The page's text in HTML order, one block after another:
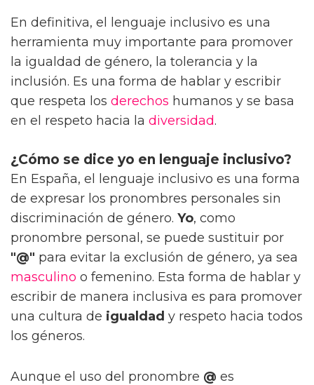
En definitiva, el lenguaje inclusivo es una
herramienta muy importante para promover
la igualdad de género, la tolerancia y la
inclusión. Es una forma de hablar y escribir
que respeta los derechos humanos y se basa
en el respeto hacia la diversidad.
¿Cómo se dice yo en lenguaje inclusivo?
En España, el lenguaje inclusivo es una forma
de expresar los pronombres personales sin
discriminación de género. Yo, como
pronombre personal, se puede sustituir por
"@" para evitar la exclusión de género, ya sea
masculino o femenino. Esta forma de hablar y
escribir de manera inclusiva es para promover
una cultura de igualdad y respeto hacia todos
los géneros.
Aunque el uso del pronombre @ es